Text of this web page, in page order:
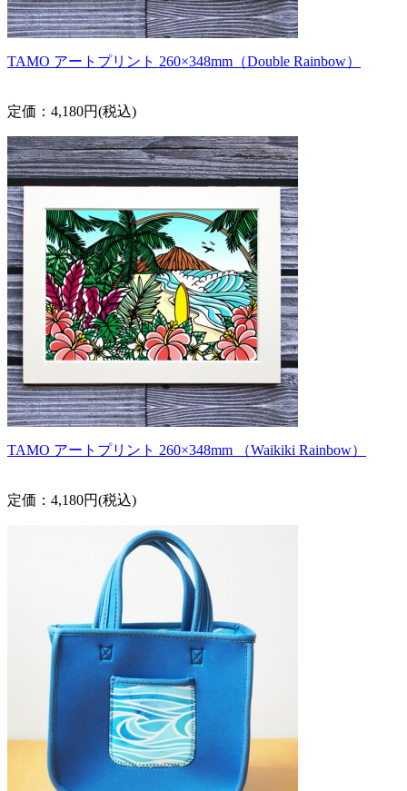
TAMO アートプリント 260×348mm（Double Rainbow）
定価：4,180円(税込)
TAMO アートプリント 260×348mm （Waikiki Rainbow）
定価：4,180円(税込)